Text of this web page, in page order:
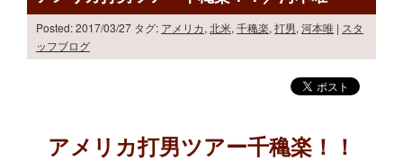
Posted: 2017/03/27 タグ: アメリカ, 北米, 千穐楽, 打男, 河本唯 | スタ
ッフブログ
アメリカ打男ツアー千穐楽！！